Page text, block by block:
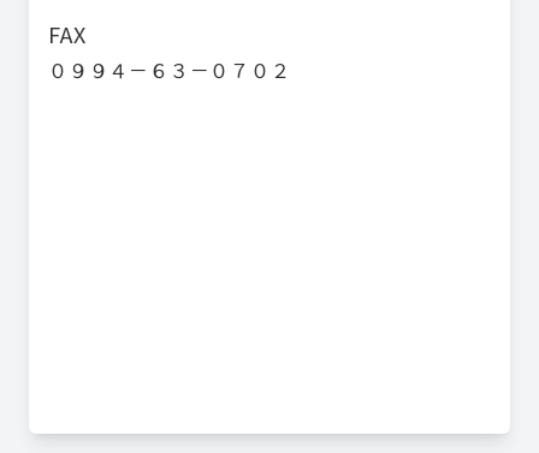
FAX
０９９４－６３－０７０２